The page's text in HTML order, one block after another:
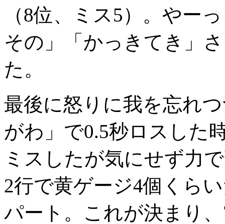
（8位、ミス5）。やー
その」「かっきてき」
た。
最後に怒りに我を忘れ
がわ」で0.5秒ロスした
ミスしたが気にせず力
2行で黄ゲージ4個くら
パート。これが決まり